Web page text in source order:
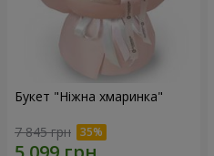
Букет "Ніжна хмаринка"
7 845 грн